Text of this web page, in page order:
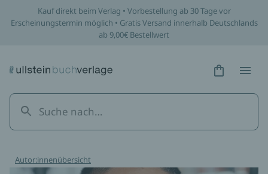
Kauf direkt beim Verlag • Vorbestellung ab 30 Tage vor
Erscheinungstermin möglich • Gratis Versand innerhalb Deutschlands
ab 9,00€ Bestellwert
Hidden
Autor:innenübersicht